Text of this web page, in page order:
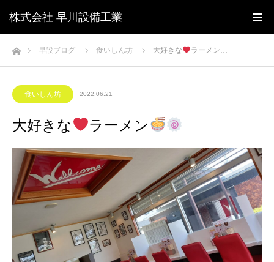
株式会社 早川設備工業
ホーム早設ブログ 食いしん坊 大好きな ラーメン…
食いしん坊 2022.06.21
大好きな ラーメン